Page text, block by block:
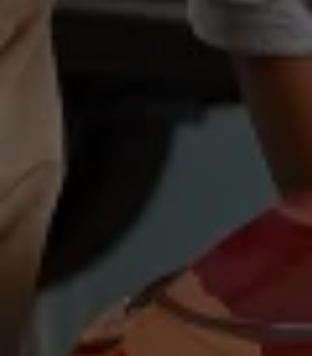
Assistenzsysteme
Digitale Betriebsanleitung